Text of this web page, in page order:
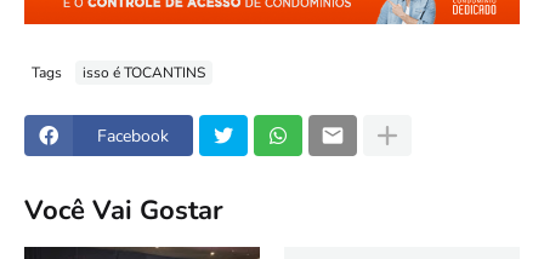
Tags isso é TOCANTINS
Facebook
Você Vai Gostar